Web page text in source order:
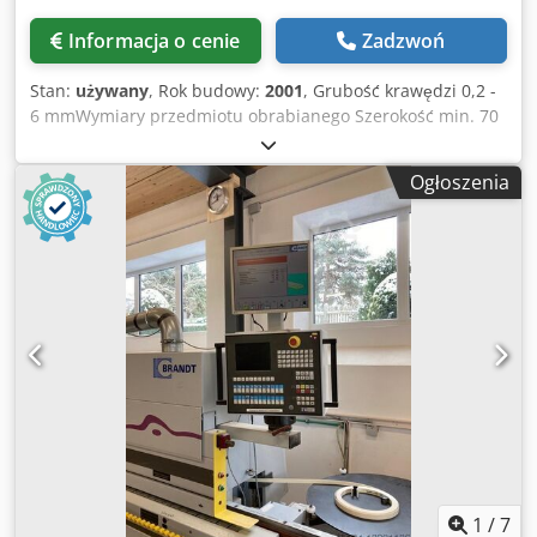
przyłączem do odsysania (2x Ø 200 mm) ze zintegrowanym
pojemnikiem na wióry na końcu maszyny (gdy instalacja
Power PC do wydajnej instalacji i konwersji - 15-calowy
ekran SVGA z ekranem dotykowym - Karta pamięci CF 128
MB - Złącze USB na pokładzie - Połączenie sieciowe
Ethernet - Złącze klawiatury na pokładzie - Interfejs
użytkownika podobny do systemu Windows - wszystkie
informacje w postaci zwykłego tekstu i/lub grafiki -
obrotowy i odchylany panel sterowania na wysokości oczu -
Pyłoszczelna klawiatura membranowa z przyciskami
funkcyjnymi - Wyświetlacz LED do wstępnego wyboru
urządzenia - Lista programów z nazwami i numerami
programów - Obszerna pamięć programów - Indywidualny
wybór jednostek z funkcjami jako podstawowe opcje
ustawień dla punktów zadanych, punktów trasy i korekt
narzędzi, a także stałych punktów trasy - Centralne i
przejrzyste procesy ustawiania jednostek i ustawień ich osi
poprzez precyzyjną regulację (w zależności od
wyposażenia) - Wyświetlanie interwałów dla najkrótszej
odległości obrabianego przedmiotu - Zintegrowane
Informacja o cenie Zadzwoń
Stan: używany, Rok budowy: 2001, Grubość krawędzi 0,2 -
6 mmWymiary przedmiotu obrabianego Szerokość min. 70
mmWysokość min. / maks. 8 / 42 mmDługość min. 150 mm
(krawędzie paska)Prędkość posuwu: 12 m/minWałek do
nakładania klejuWymiary maszyny dł. x szer. x wys. = 3500
x 900 - 1300 x 1250 mmWaga: ok. 1130 kgWartość
przyłącza: ok. 6,0 kW, 400 V, 50 Hz Wyposażenie: -
Podwójny górny docisk z ręczną regulacją wysokości -
automat. Magazynek do krawędzi rolkowych do 800 mm
DM- zbiornik szybkonagrzewający z wałkiem aplikującym w
kierunku równoległym i przeciwbieżnym- pneumatyczne
włączanie i wyłączanie wszystkich zespołów roboczych-
pneum. Nożyce do cięcia krawędzi pasów do 3 mm -
ręcznie regulowana liniał posuwu - podwójna piła
skracająca2 silniki HF 0,2 kW, 12.000 n2 automatyczne.
Pozycje = 0 + 3 stopnie - Jednostka frezująca/frezująca na
równo z 2 silnikami HF 0,43 kW, 12 000 nDwustronne
skanowanie z 2 głowicami skrawającymi HF - Skrobak
Ogłoszenia
1 /7